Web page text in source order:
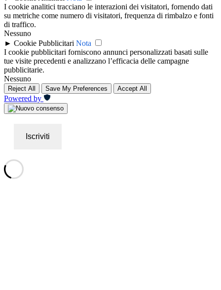
I cookie analitici tracciano le interazioni dei visitatori, fornendo dati
su metriche come numero di visitatori, frequenza di rimbalzo e fonti
di traffico.
Nessuno
► Cookie Pubblicitari Nota
I cookie pubblicitari forniscono annunci personalizzati basati sulle
tue visite precedenti e analizzano l’efficacia delle campagne
pubblicitarie.
Nessuno
Reject All Save My Preferences Accept All
Powered by
Iscriviti